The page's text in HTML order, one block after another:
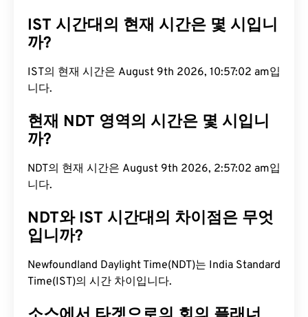
IST 시간대의 현재 시간은 몇 시입니
까?
IST의 현재 시간은 August 9th 2026, 10:57:03 am입
니다.
현재 NDT 영역의 시간은 몇 시입니
까?
NDT의 현재 시간은 August 9th 2026, 2:57:03 am입
니다.
NDT와 IST 시간대의 차이점은 무엇
입니까?
Newfoundland Daylight Time(NDT)는 India Standard
Time(IST)의 시간 차이입니다.